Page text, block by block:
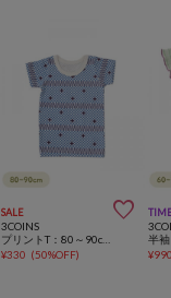
SALE 
3COINS
¥330 (50%OFF)
¥990